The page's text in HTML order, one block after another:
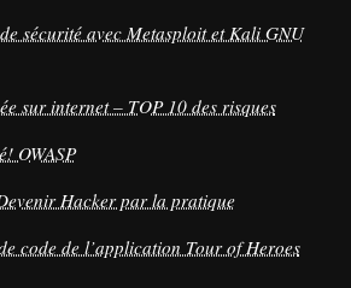
sécurité avec Metasploit et Kali GNU
sur internet – TOP 10 des risques
OWASP
Hacker par la pratique
code de l’application Tour of Heroes